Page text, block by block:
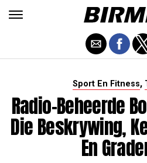
Sport En Fitness,
Radio-Beheerde
Die Beskrywing,
En